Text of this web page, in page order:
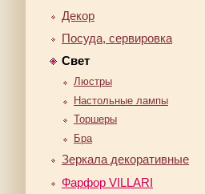
Декор
Посуда, сервировка
Свет
Люстры
Настольные лампы
Торшеры
Бра
Зеркала декоративные
Фарфор VILLARI